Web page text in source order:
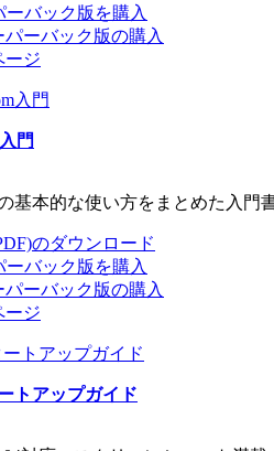
ーバック版を購入
ーバック版の購入
ージ
門
基本的な使い方をまとめた入門
のダウンロード
ーバック版を購入
ーバック版の購入
ージ
トアップガイド